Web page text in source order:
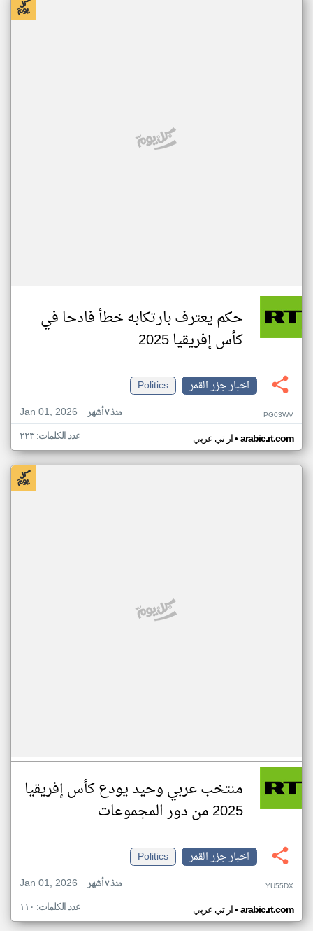
حكم يعترف بارتكابه خطأ فادحا في
كأس إفريقيا 2025
اخبار جزر القمر
Politics
Jan 01, 2026
منذ ٧ أشهر PG03WV
ار تي عربي• arabic.rt.com عدد الكلمات: ٢٢٣
منتخب عربي وحيد يودع كأس إفريقيا
2025 من دور المجموعات
اخبار جزر القمر
Politics
Jan 01, 2026
منذ ٧ أشهر YU55DX
ار تي عربي• arabic.rt.com عدد الكلمات: ١١٠